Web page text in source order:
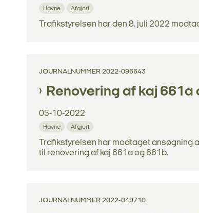
Havne Afgjort
Trafikstyrelsen har den 8. juli 2022
JOURNALNUMMER 2022-096643
Renovering af kaj 661a
05-10-2022
Havne Afgjort
Trafikstyrelsen har modtaget ansøgning
til renovering af kaj 661a og 661b.
JOURNALNUMMER 2022-049710